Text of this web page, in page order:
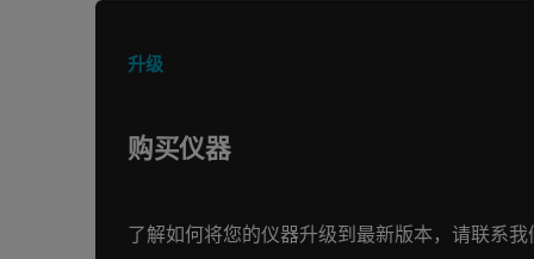
升级
购买仪器
了解如何将您的仪器升级到最新版本，请联系我